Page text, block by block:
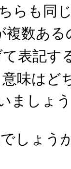
らも同
複数ある
て表記す
意味はど
ましょ
しょう